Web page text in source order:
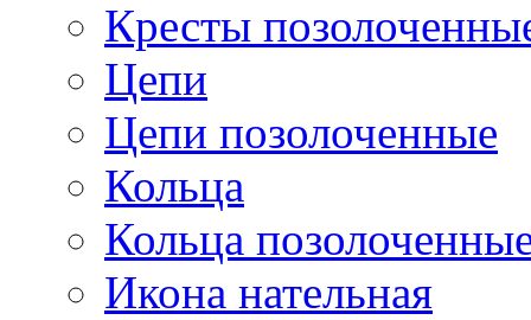
Кресты
Цепи
Цепи позолоченные
Кольца
Кольца
Икона нательная